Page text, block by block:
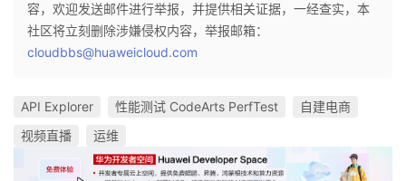
容，欢迎发送邮件进行举报，并提供相关证据，一经查实，本
社区将立刻删除涉嫌侵权内容，举报邮箱：
cloudbbs@huaweicloud.com
API Explorer 性能测试 CodeArts PerfTest
自建电商
视频直播
运维